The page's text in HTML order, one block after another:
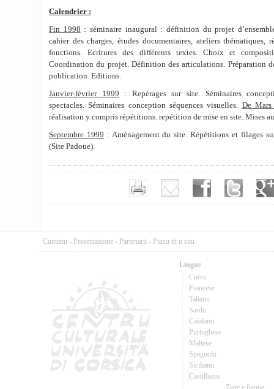
Calendrier :
Fin 1998 : séminaire inaugural : définition du projet
cahier des charges, études documentaires, ateliers thématiques,
fonctions. Ecritures des différents textes. Choix et
Coordination du projet. Définition des articulations. Préparation
publication. Editions.
Janvier-février 1999 : Repérages sur site. Séminaires
spectacles. Séminaires conception séquences visuelles. De
réalisation y compris répétitions. repétition de mise en site. Mises
Septembre 1999 : Aménagement du site. Répétitions et filages
(Site Padoue).
Cuntattu - Presentazione - Partenarii - Pianu di u situ
Lingue
Corsu
Francese
Talianu
Sardu
Catalanu
Purtughese
Maltese
Spagnolu
Sicilianu
Castillianu
Tutte e lingue